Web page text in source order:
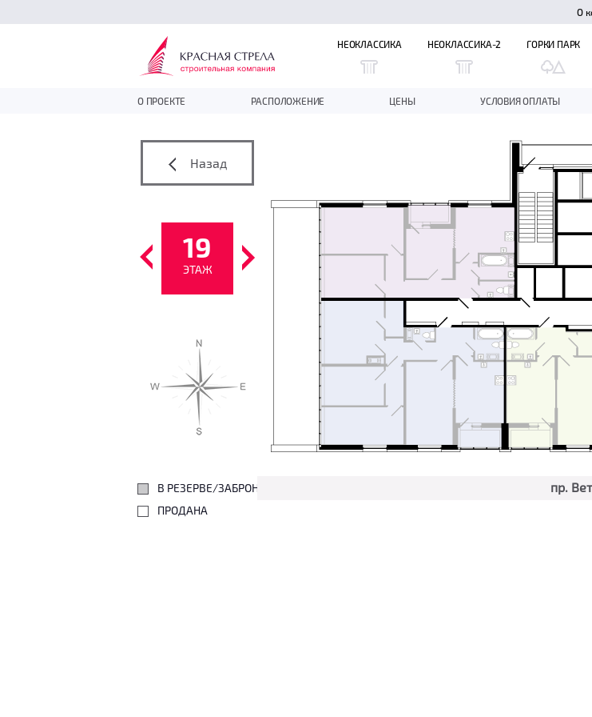
О
НЕОКЛАССИКА НЕОКЛАССИКА-2 ГОРКИ ПАРК
О ПРОЕКТЕ РАСПОЛОЖЕНИЕ ЦЕНЫ УСЛОВИЯ ОПЛАТЫ
Назад
19
ЭТАЖ
В РЕЗЕРВЕ/ЗАБРОНИРОВАНА
ПРОДАНА
пр.